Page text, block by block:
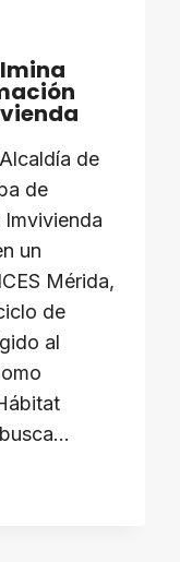
de
de
un
Mérida,
de
al